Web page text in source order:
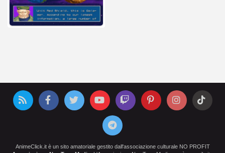
AnimeClick.it è un sito amatoriale gestito dall'associazione culturale NO PROFIT